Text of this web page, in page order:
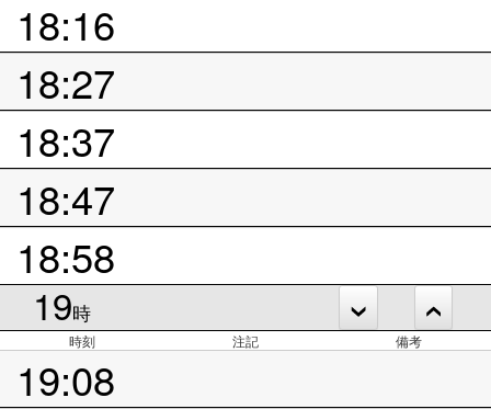
18:16
18:27
18:37
18:47
18:58
19時
時刻 注記 備考
19:08